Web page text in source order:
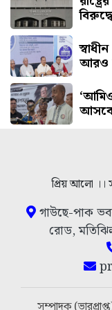
আরও
প্রিয় আলো ।।
গাউছে-পাক
রোড,